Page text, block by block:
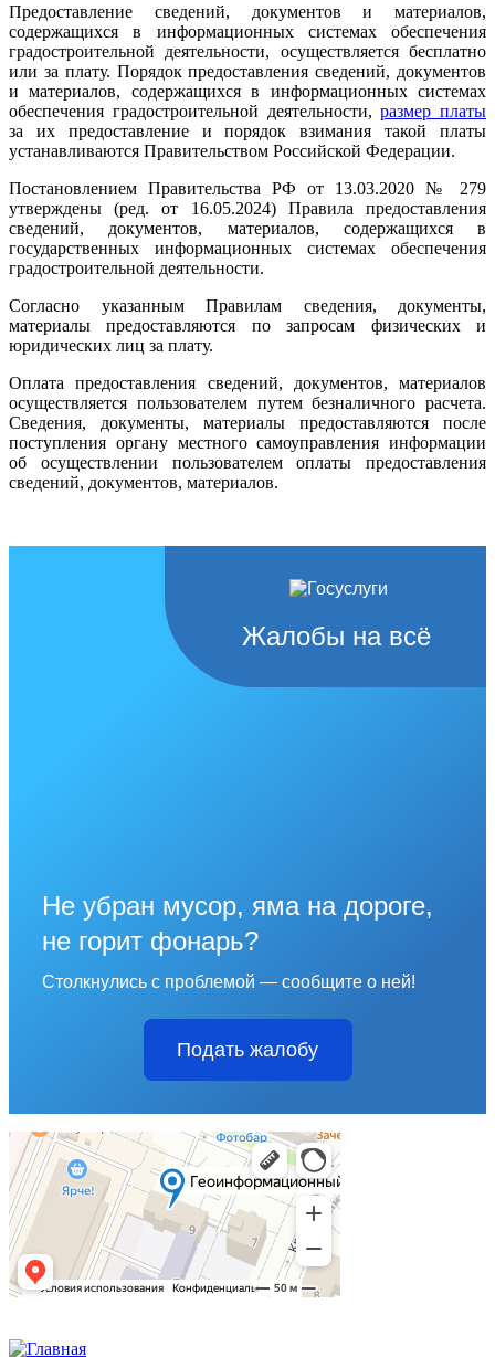
Предоставление сведений, документов и материалов,
содержащихся в информационных системах обеспечения
градостроительной деятельности, осуществляется бесплатно
или за плату. Порядок предоставления сведений, документов
и материалов, содержащихся в информационных системах
обеспечения градостроительной деятельности,размер платы
за их предоставление и порядок взимания такой платы
устанавливаются Правительством Российской Федерации.
Постановлением Правительства РФ от 13.03.2020 № 279
утверждены (ред. от 16.05.2024) Правила предоставления
сведений, документов, материалов, содержащихся в
государственных информационных системах обеспечения
градостроительной деятельности.
Согласно указанным Правилам сведения, документы,
материалы предоставляются по запросам физических и
юридических лиц за плату.
Оплата предоставления сведений, документов, материалов
осуществляется пользователем путем безналичного расчета.
Сведения, документы, материалы предоставляются после
поступления органу местного самоуправления информации
об осуществлении пользователем оплаты предоставления
сведений, документов, материалов.
Жалобы на всё
Не убран мусор, яма на дороге,
не горит фонарь?
Столкнулись с проблемой — сообщите о ней!
Подать жалобу